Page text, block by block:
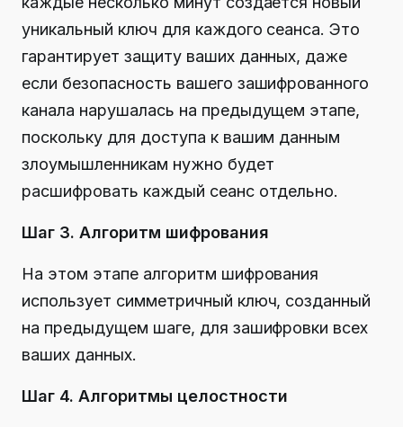
уникальный ключ для каждого сеанса. Это
гарантирует защиту ваших данных, даже
если безопасность вашего зашифрованного
канала нарушалась на предыдущем этапе,
поскольку для доступа к вашим данным
злоумышленникам нужно будет
расшифровать каждый сеанс отдельно.
Шаг 3. Алгоритм шифрования
На этом этапе алгоритм шифрования
использует симметричный ключ, созданный
на предыдущем шаге, для зашифровки всех
ваших данных.
Шаг 4. Алгоритмы целостности